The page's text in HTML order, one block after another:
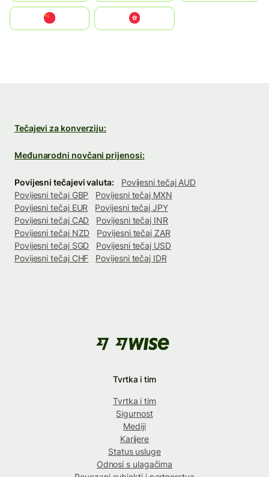
中國香港特別行政區
Tečajevi za konverziju:
Međunarodni novčani prijenosi:
Povijesni tečajevi valuta:
Povijesni tečaj AUD
Povijesni tečaj GBP
Povijesni tečaj MXN
Povijesni tečaj EUR
Povijesni tečaj JPY
Povijesni tečaj CAD
Povijesni tečaj INR
Povijesni tečaj NZD
Povijesni tečaj ZAR
Povijesni tečaj SGD
Povijesni tečaj USD
Povijesni tečaj CHF
Povijesni tečaj IDR
Tvrtka i tim
Tvrtka i tim
Sigurnost
Mediji
Karijere
Status usluge
Odnosi s ulagačima